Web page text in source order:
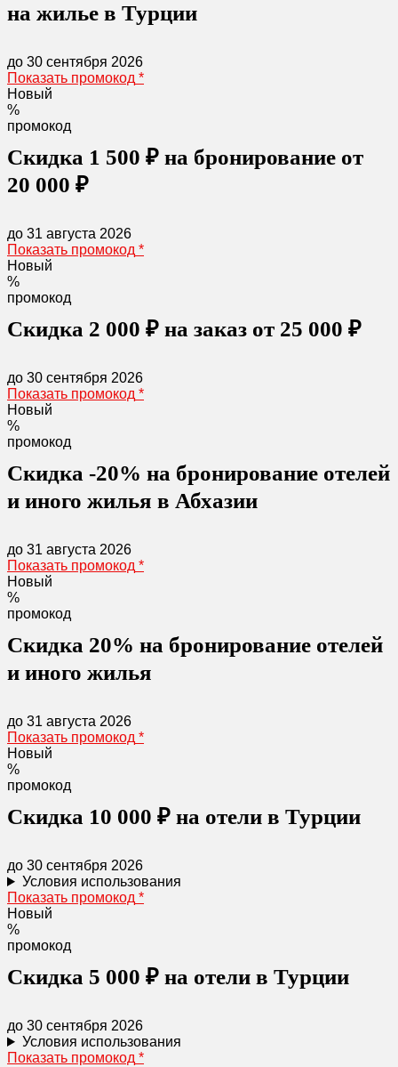
на жилье в Турции
до 30 сентября 2026
Показать промокод *
Новый
%
промокод
Скидка 1 500 ₽ на бронирование от
20 000 ₽
до 31 августа 2026
Показать промокод *
Новый
%
промокод
Скидка 2 000 ₽ на заказ от 25 000 ₽
до 30 сентября 2026
Показать промокод *
Новый
%
промокод
Скидка -20% на бронирование отелей
и иного жилья в Абхазии
до 31 августа 2026
Показать промокод *
Новый
%
промокод
Скидка 20% на бронирование отелей
и иного жилья
до 31 августа 2026
Показать промокод *
Новый
%
промокод
Скидка 10 000 ₽ на отели в Турции
до 30 сентября 2026
Условия использования
Показать промокод *
Новый
%
промокод
Скидка 5 000 ₽ на отели в Турции
до 30 сентября 2026
Условия использования
Показать промокод *